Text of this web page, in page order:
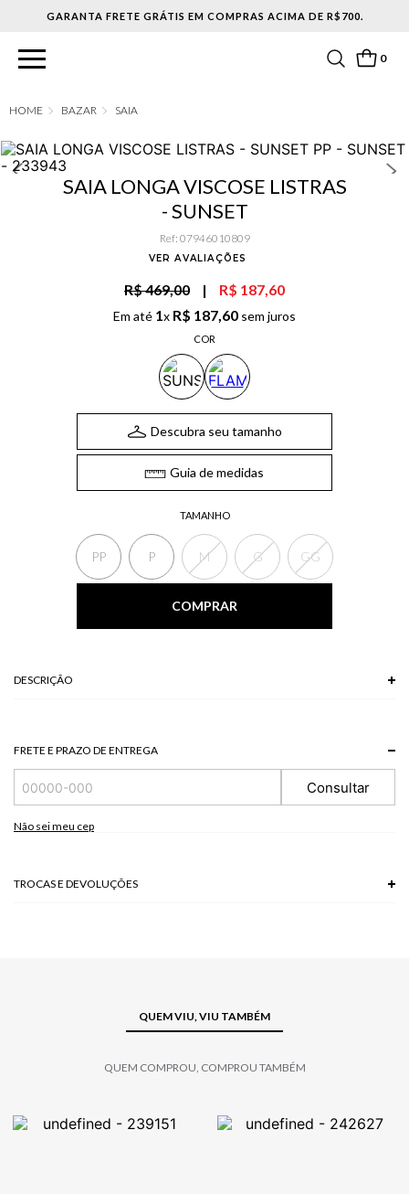
0
BAZAR SAIA
SAIA LONGA VISCOSE LISTRAS
- SUNSET
Ref: 07946010809
VER AVALIAÇÕES
R$ 469,00 | R$ 187,60
Em até 1x R$ 187,60 sem juros
COR
TAMANHO
PP P M G GG
Descubra seu tamanho
Guia de medidas
COMPRAR
DESCRIÇÃO
FRETE E PRAZO DE ENTREGA
Consultar
Não sei meu cep
TROCAS E DEVOLUÇÕES
QUEM VIU, VIU TAMBÉM
QUEM COMPROU, COMPROU TAMBÉM